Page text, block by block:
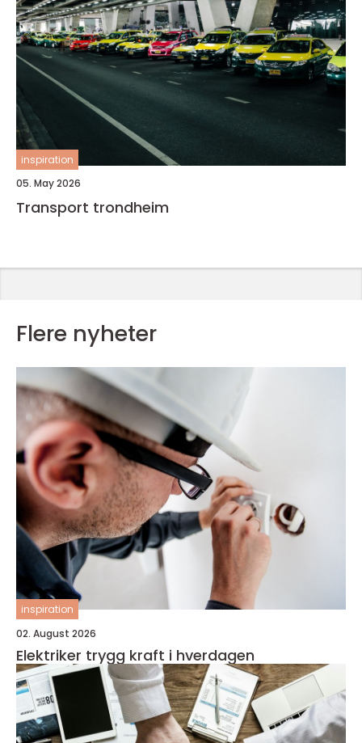
inspiration
05. May 2026
Transport trondheim
Flere nyheter
inspiration
02. August 2026
Elektriker trygg kraft i hverdagen